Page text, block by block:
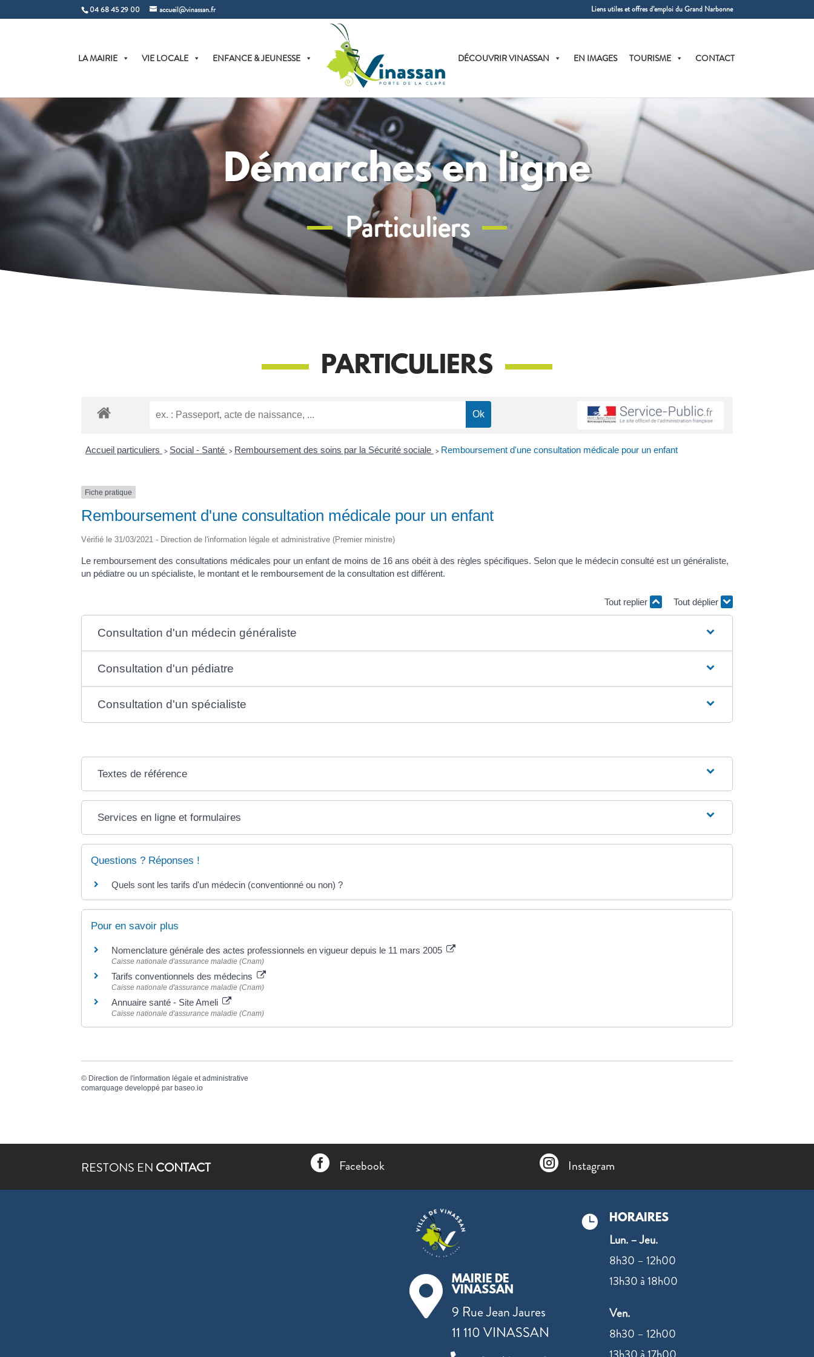
04 68 45 29 00 accueil@vinassan.fr Liens utiles et offres d’emploi du Grand Narbonne
LA MAIRIE VIE LOCALE ENFANCE & JEUNESSE DÉCOUVRIR VINASSAN EN IMAGES TOURISME CONTACT
Démarches en ligne
Particuliers
PARTICULIERS
Accueil particuliers > Social - Santé > Remboursement des soins par la Sécurité sociale > Remboursement d'une consultation médicale pour un enfant
Fiche pratique
Remboursement d'une consultation médicale pour un enfant
Vérifié le 31/03/2021 - Direction de l'information légale et administrative (Premier ministre)
Le remboursement des consultations médicales pour un enfant de moins de 16 ans obéit à des règles spécifiques. Selon que le médecin consulté est un généraliste,
un pédiatre ou un spécialiste, le montant et le remboursement de la consultation est différent.
Tout replier Tout déplier
Consultation d'un médecin généraliste
Consultation d'un pédiatre
Consultation d'un spécialiste
Textes de référence
Services en ligne et formulaires
Questions ? Réponses !
Quels sont les tarifs d'un médecin (conventionné ou non) ?
Pour en savoir plus
Nomenclature générale des actes professionnels en vigueur depuis le 11 mars 2005
Caisse nationale d'assurance maladie (Cnam)
Tarifs conventionnels des médecins
Caisse nationale d'assurance maladie (Cnam)
Annuaire santé - Site Ameli
Caisse nationale d'assurance maladie (Cnam)
© Direction de l'information légale et administrative
comarquage developpé par baseo.io
RESTONS EN CONTACT  Facebook  Instagram

MAIRIE DE
VINASSAN
9 Rue Jean Jaures
11 110 VINASSAN
 HORAIRES
Lun. – Jeu.
8h30 – 12h00
13h30 à 18h00
Ven.
8h30 – 12h00